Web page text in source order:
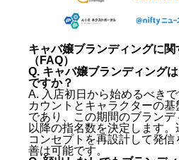
キャバ嬢ブランディングに関
（FAQ）
Q. キャバ嬢ブランディング
ですか？
A. 入店初日から始めるべき
カウントとキャラクターの基
であり、この期間のブラン
以降の指名数を決定します。
コンセプトを再設計して発
善は可能です。